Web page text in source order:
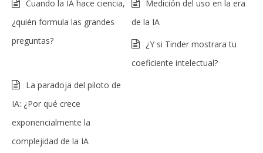
Cuando la IA hace ciencia,
¿quién formula las grandes
preguntas?
Medición del uso en la era
de la IA
¿Y si Tinder mostrara tu
coeficiente intelectual?
La paradoja del piloto de
IA: ¿Por qué crece
exponencialmente la
complejidad de la IA